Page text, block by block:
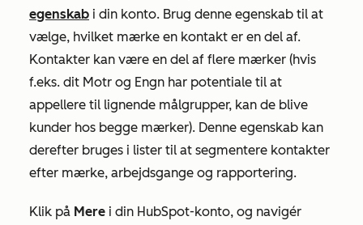
egenskab i din konto. Brug denne egenskab til at
vælge, hvilket mærke en kontakt er en del af.
Kontakter kan være en del af flere mærker (hvis
f.eks. dit Motr og Engn har potentiale til at
appellere til lignende målgrupper, kan de blive
kunder hos begge mærker). Denne egenskab kan
derefter bruges i lister til at segmentere kontakter
efter mærke, arbejdsgange og rapportering.
Klik på Mere i din HubSpot-konto, og navigér